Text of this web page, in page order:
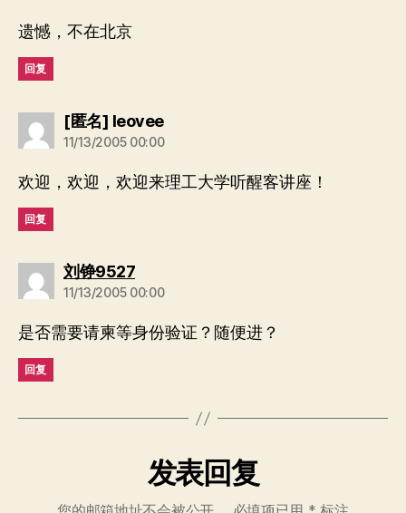
遗憾，不在北京
回复
[匿名] leovee说：
11/13/2005 00:00
欢迎，欢迎，欢迎来理工大学听醒客讲座！
回复
刘铮9527说：
11/13/2005 00:00
是否需要请柬等身份验证？随便进？
回复
发表回复